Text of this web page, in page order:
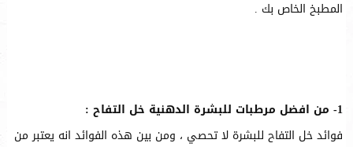
المطبخ الخاص بك .
1- من افضل مرطبات للبشرة الدهنية خل التفاح :
فوائد خل التفاح للبشرة لا تحصي ، ومن بين هذه الفوائد انه يعتبر من